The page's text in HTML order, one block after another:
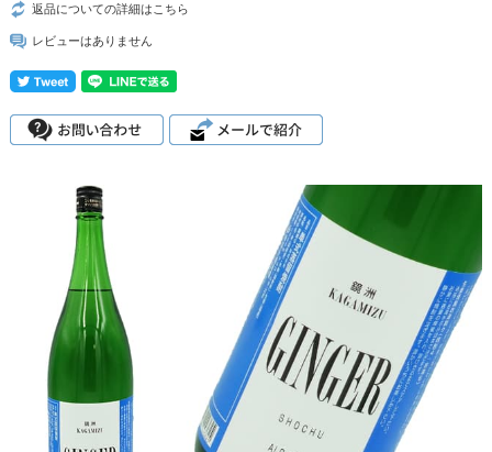
返品についての詳細はこちら
レビューはありません